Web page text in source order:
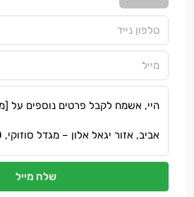
שלח מייל